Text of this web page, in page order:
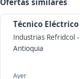
Técnico Eléctrico
Industrias Refridcol -
Antioquia
Ayer